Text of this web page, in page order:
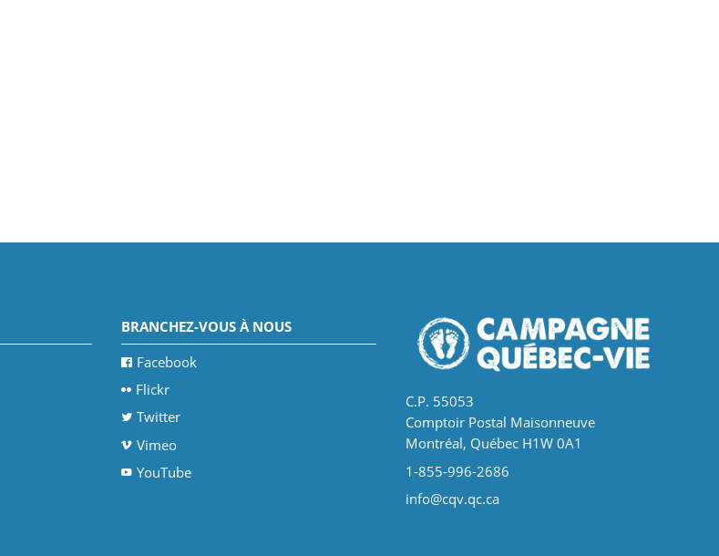
BRANCHEZ-VOUS À NOUS
Facebook
Flickr
Twitter
Vimeo
YouTube
C.P. 55053
Comptoir Postal Maisonneuve
Montréal, Québec H1W 0A1
1-855-996-2686
info@cqv.qc.ca